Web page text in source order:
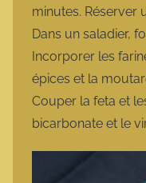
minutes. Réserver
Dans un saladier,
Incorporer les
épices et la
Couper la feta et
bicarbonate et le